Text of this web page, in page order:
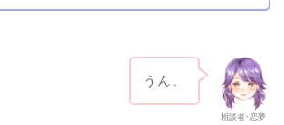
相談者･恋夢
うん。